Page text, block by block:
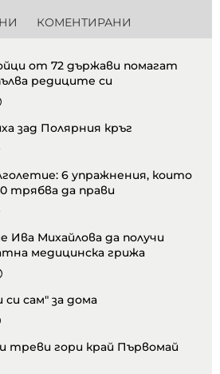
КОМЕНТИРАНИ
от 72 държави помагат
редиците си
зад Полярния кръг
6 упражнения, които
трябва да прави
Ива Михайлова да получи
медицинска грижа
си сам" за дома
треви гори край Първомай